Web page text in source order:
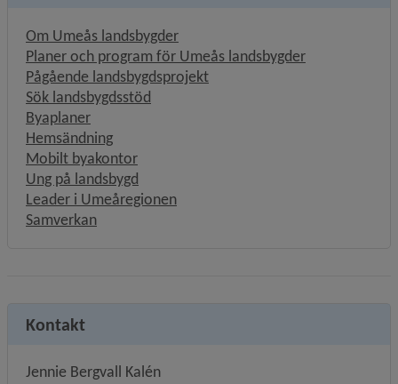
Om Umeås landsbygder
Planer och program för Umeås landsbygder
Pågående landsbygdsprojekt
Sök landsbygdsstöd
Byaplaner
Hemsändning
Mobilt byakontor
Ung på landsbygd
Leader i Umeåregionen
Samverkan
Kontakt
Jennie Bergvall Kalén